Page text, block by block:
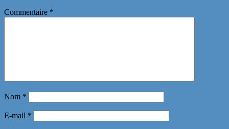
Commentaire *
Nom *
E-mail *